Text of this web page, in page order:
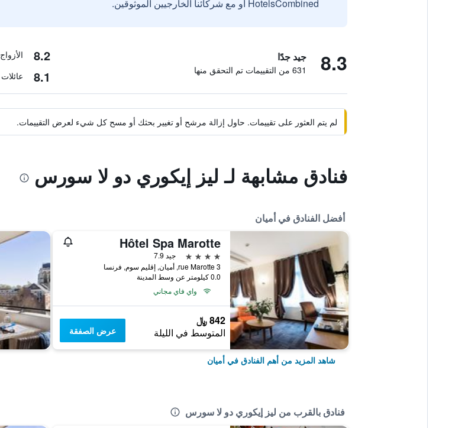
HotelsCombined أو مع شركائنا الخارجيين الموثوقين.
8.3 جيد جدًا
631 من التقييمات تم التحقق منها
8.2 الأزواج
8.1 عائلات
لم يتم العثور على تقييمات. حاول إزالة مرشح أو تغيير بحثك أو مسح كل شيء لعرض التقييمات.
فنادق مشابهة لـ ليز إيكوري دو لا سورس
أفضل الفنادق في أميان
Hôtel Spa Marotte
4 نجوم
جيد 7.9
3 rue Marotte, أميان, إقليم سوم, فرنسا
0.0 كيلومتر عن وسط المدينة
واي فاي مجاني
842 ﷼
المتوسط في الليلة عرض الصفقة
شاهد المزيد من أهم الفنادق في أميان
فنادق بالقرب من ليز إيكوري دو لا سورس